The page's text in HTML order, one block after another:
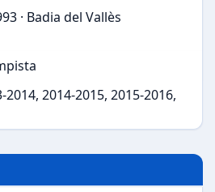
· Badia del Vallès
2014, 2014-2015, 2015-2016,